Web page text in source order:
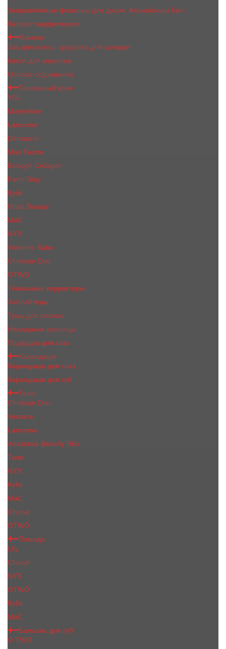
Заправляемые флаконы для духов, Атомайзеры 5мл
Каталог парфюмерии
Макияж
Лак для волос, средства для укладки
Кисти для макияжа
Основа под макияж
Тональный крем
YSL
Maybelline
Lancome
Dermacol
Max Factor
Enough Collagen
Farm Stay
Kylie
Huda Beauty
МаС
NYX
Vivienne Sabo
Сhristiаn Diоr
OTWO
Тональные корректоры
Хайлайтеры
Тушь для ресниц
Накладные ресницы
Подводка для глаз
Карандаши
Карандаши для глаз
Карандаши для губ
Тени
Christian Dior
Versace
Lancome
Anastasia Beverly Hills
Tarte
NYX
Kylie
MaC
Сhanеl
OTWO
Помада
Lily
Chanel
NYX
OTWO
Kylie
МаС
Бальзам для губ
O.TWO